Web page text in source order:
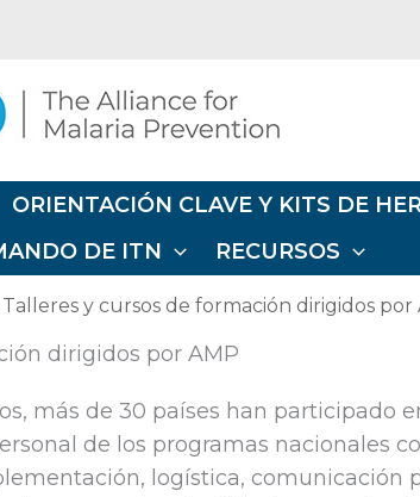
ORIENTACIÓN CLAVE Y KITS DE
DE ITN
RECURSOS
Talleres y cursos de formación dirigidos por
dirigidos por AMP
más de 30 países han participado
de los programas nacionales
logística, comunicación